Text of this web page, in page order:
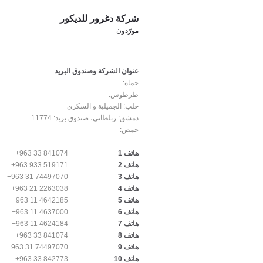
شركة دغرور للديكور
مورّدون
عنوان الشركة وصندوق البريد
حماه:
طرطوس:
حلب: الجميلية و السكري
دمشق: زبلطاني، صندوق بريد: 11774
حمص:
هاتف 1
+963 33 841074
هاتف 2
+963 933 519171
هاتف 3
+963 31 74497070
هاتف 4
+963 21 2263038
هاتف 5
+963 11 4642185
هاتف 6
+963 11 4637000
هاتف 7
+963 11 4624184
هاتف 8
+963 33 841074
هاتف 9
+963 31 74497070
هاتف 10
+963 33 842773